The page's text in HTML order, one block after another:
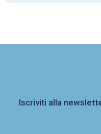
Iscriviti alla